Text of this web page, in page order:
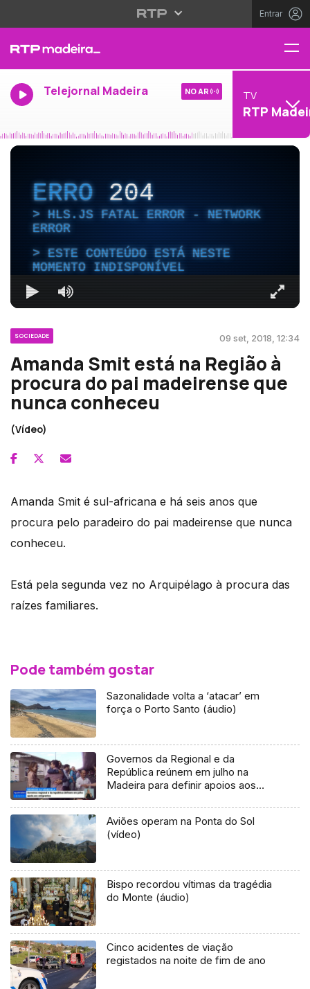
Entrar
Telejornal Madeira NO AR TV
RTP
ERRO204
HLS.JS FATAL ERROR - NETWORK
ERROR
ESTE CONTEÚDO ESTÁ NESTE
MOMENTO INDISPONÍVEL
SOCIEDADE 09 set, 2018, 12:34
Amanda Smit está na Região à
procura do pai madeirense que
nunca conheceu
(Vídeo)
Amanda Smit é sul-africana e há seis anos que
procura pelo paradeiro do pai madeirense que nunca
conheceu.
Está pela segunda vez no Arquipélago à procura das
raízes familiares.
Pode também gostar
Sazonalidade volta a ‘atacar’ em
força o Porto Santo (áudio)
Governos da Regional e da
República reúnem em julho na
Madeira para definir apoios aos
Aviões operam na Ponta do Sol
(vídeo)
Bispo recordou vítimas da tragédia
do Monte (áudio)
Cinco acidentes de viação
registados na noite de fim de ano